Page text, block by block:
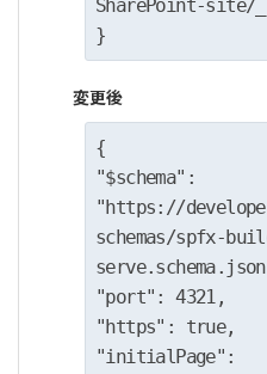
SharePoint-site/
}
変更後
{
"$schema":
"https://
schemas/spfx-
"port": 4321,
"https": true,
"initialPage":